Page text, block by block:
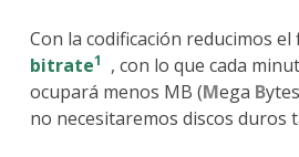
Con la codificación reducimos
bitrate1
, con lo que cada
ocupará menos MB (Mega B
no necesitaremos discos duros